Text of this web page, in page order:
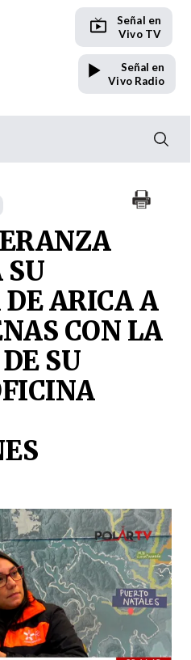
Señal en
Vivo TV
Señal en
Vivo Radio
SU
ARICA A
CON LA
SU